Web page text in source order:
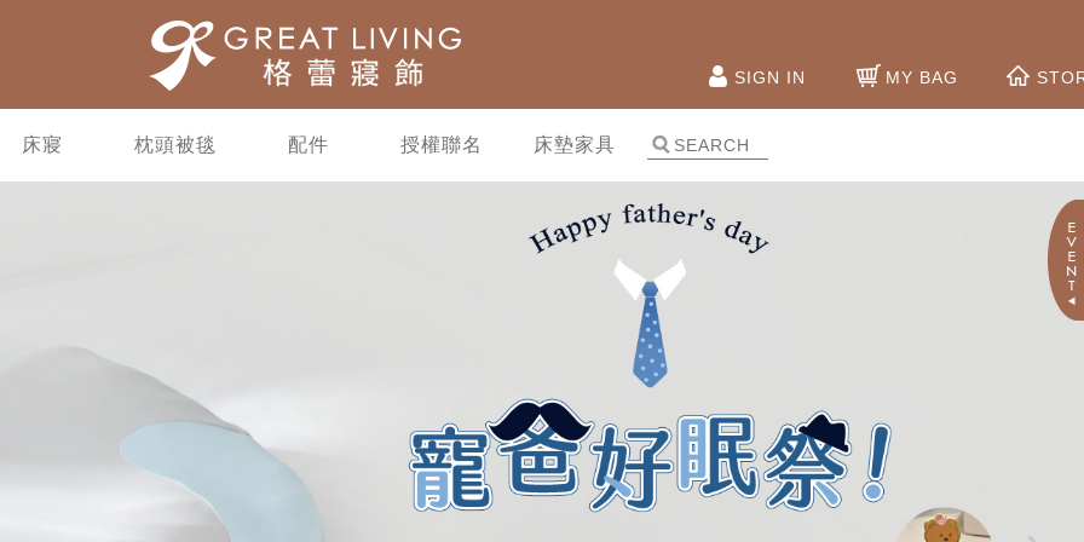
床寢 枕頭被毯 配件 授權聯名 床墊家具
SIGN IN MY BAG